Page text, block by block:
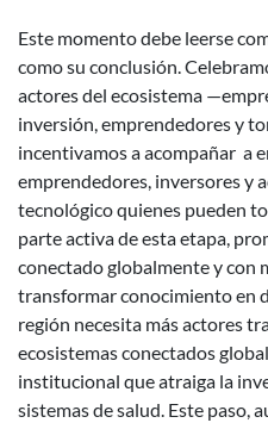
Este momento debe leerse
como su conclusión.
actores del ecosistema
inversión, emprendedores y
incentivamos a acompañar a
emprendedores, inversores y
tecnológico quienes pueden
parte activa de esta etapa,
conectado globalmente y con
transformar conocimiento en
región necesita más actores
ecosistemas conectados
institucional que atraiga la
sistemas de salud. Este paso,